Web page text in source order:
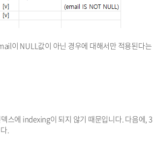
이 NULL값이 아닌 경우에 대해서만 적용된다는
스에 indexing이 되지 않기 때문입니다. 다음에, 3
.